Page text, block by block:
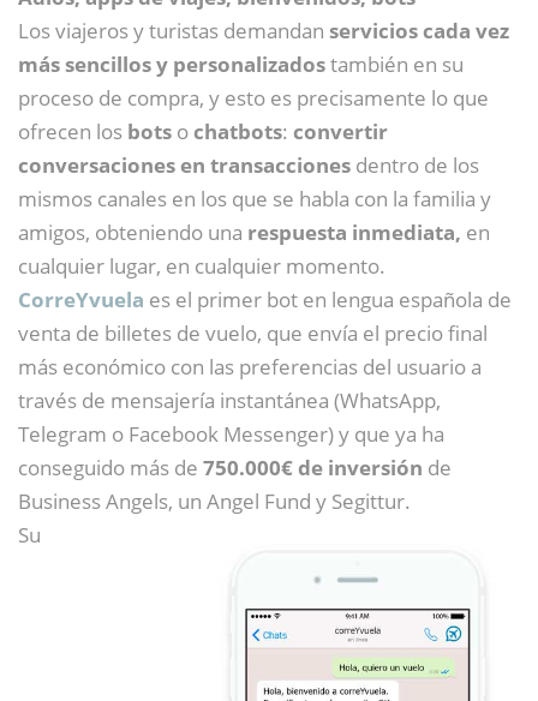
Los viajeros y turistas demandan servicios cada vez
más sencillos y personalizadostambién en su
proceso de compra, y esto es precisamente lo que
ofrecen los bots ochatbots: convertir
conversaciones en transacciones dentro de los
mismos canales en los que se habla con la familia y
amigos, obteniendo una respuesta inmediata, en
cualquier lugar, en cualquier momento.
CorreYvuela es el primer bot en lengua española de
venta de billetes de vuelo, que envía el precio final
más económico con las preferencias del usuario a
través de mensajería instantánea (WhatsApp,
Telegram o Facebook Messenger) y que ya ha
conseguido más de 750.000€ de inversión de
Business Angels, un Angel Fund y Segittur.
Su